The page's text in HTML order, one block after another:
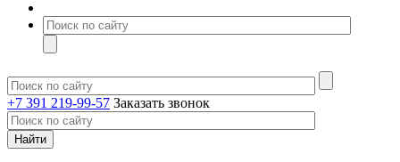
+7 391 219-99-57 Заказать звонок